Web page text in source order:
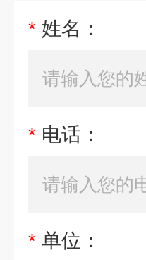
* 姓名：
* 电话：
* 单位：